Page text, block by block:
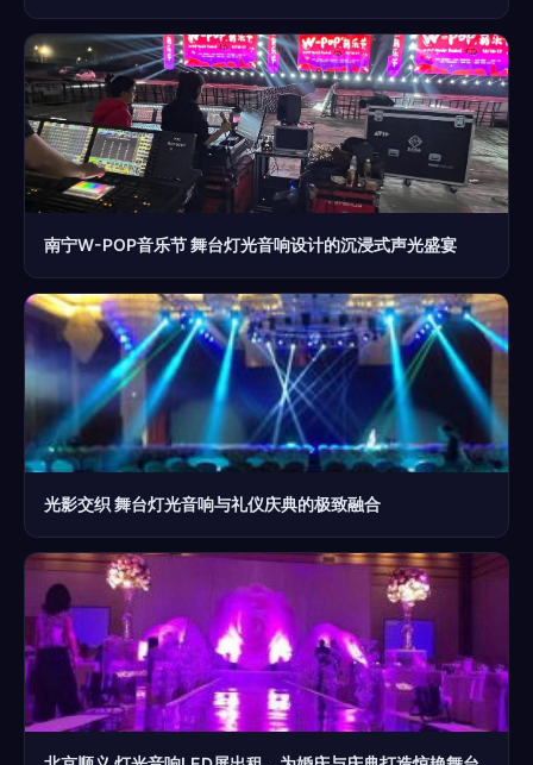
南宁W-POP音乐节 舞台灯光音响设计的沉浸式声光盛宴
光影交织 舞台灯光音响与礼仪庆典的极致融合